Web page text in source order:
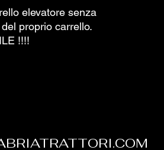
elevatore senza
proprio carrello.
!!!!